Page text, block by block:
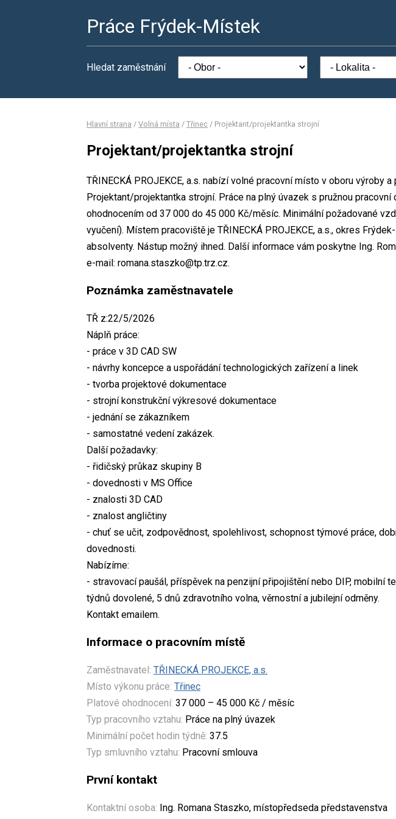
Práce Frýdek-Místek
Hledat zaměstnání
Hlavní strana / Volná místa / Třinec / Projektant/projektantka strojní
Projektant/projektantka strojní
TŘINECKÁ PROJEKCE, a.s. nabízí volné pracovní místo v oboru výroby
Projektant/projektantka strojní. Práce na plný úvazek s pružnou pracovní
ohodnocením od 37 000 do 45 000 Kč/měsíc. Minimální požadované
vyučení). Místem pracoviště je TŘINECKÁ PROJEKCE, a.s., okres
absolventy. Nástup možný ihned. Další informace vám poskytne Ing.
e-mail: romana.staszko@tp.trz.cz.
Poznámka zaměstnavatele
TŘ z:22/5/2026
Náplň práce:
- práce v 3D CAD SW
- návrhy koncepce a uspořádání technologických zařízení a linek
- tvorba projektové dokumentace
- strojní konstrukční výkresové dokumentace
- jednání se zákazníkem
- samostatné vedení zakázek.
Další požadavky:
- řidičský průkaz skupiny B
- dovednosti v MS Office
- znalosti 3D CAD
- znalost angličtiny
- chuť se učit, zodpovědnost, spolehlivost, schopnost týmové práce,
dovednosti.
Nabízíme:
- stravovací paušál, příspěvek na penzijní připojištění nebo DIP, mobilní
týdnů dovolené, 5 dnů zdravotního volna, věrnostní a jubilejní odměny.
Kontakt emailem.
Informace o pracovním místě
Zaměstnavatel: TŘINECKÁ PROJEKCE, a.s.
Místo výkonu práce: Třinec
Platové ohodnocení: 37 000 – 45 000 Kč / měsíc
Typ pracovního vztahu: Práce na plný úvazek
Minimální počet hodin týdně: 37.5
Typ smluvního vztahu: Pracovní smlouva
První kontakt
Kontaktní osoba: Ing. Romana Staszko, místopředseda představenstva